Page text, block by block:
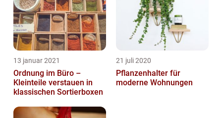
13 januar 2021
Ordnung im Büro –
Kleinteile verstauen in
klassischen Sortierboxen
21 juli 2020
Pflanzenhalter für
moderne Wohnungen